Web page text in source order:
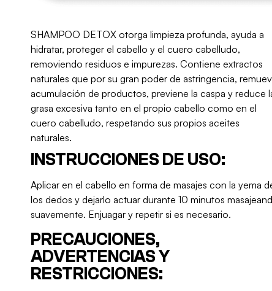
SHAMPOO DETOX otorga limpieza profunda, ayuda a
hidratar, proteger el cabello y el cuero cabelludo,
removiendo residuos e impurezas. Contiene extractos
naturales que por su gran poder de astringencia,
acumulación de productos, previene la caspa y reduce
grasa excesiva tanto en el propio cabello como en el
cuero cabelludo, respetando sus propios aceites
naturales.
INSTRUCCIONES DE USO:
Aplicar en el cabello en forma de masajes con la yema
los dedos y dejarlo actuar durante 10 minutos
suavemente. Enjuagar y repetir si es necesario.
PRECAUCIONES,
ADVERTENCIAS Y
RESTRICCIONES: